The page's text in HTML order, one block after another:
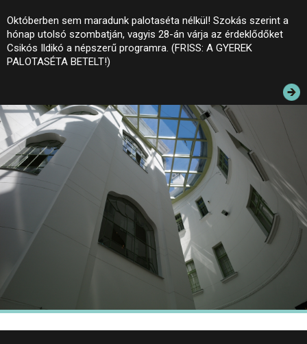
AZ ÉPÜLET
INFORMÁCIÓK
ELÉRHETŐSÉG
PALOTASÉTÁK ÉS VEZETÉSEK
KÖZÉRDEKŰ ADATOK
Októberben sem maradunk palotaséta nélkül! Szokás szerint a
hónap utolsó szombatján, vagyis 28-án várja az érdeklődőket
Csikós Ildikó a népszerű programra. (FRISS: A GYEREK
PALOTASÉTA BETELT!)